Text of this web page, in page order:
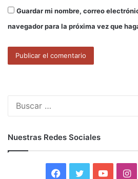
Guardar mi nombre, correo
navegador para la próxima vez que
Nuestras Redes Sociales
I